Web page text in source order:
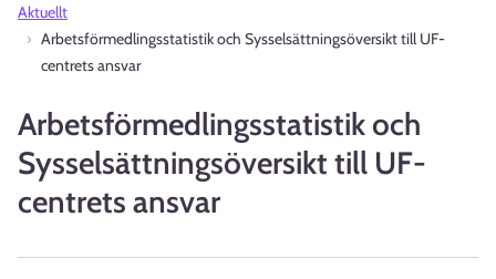
Aktuellt
Arbetsförmedlingsstatistik och Sysselsättningsöversikt till UF-
centrets ansvar
Arbetsförmedlingsstatistik och
Sysselsättningsöversikt till UF-
centrets ansvar